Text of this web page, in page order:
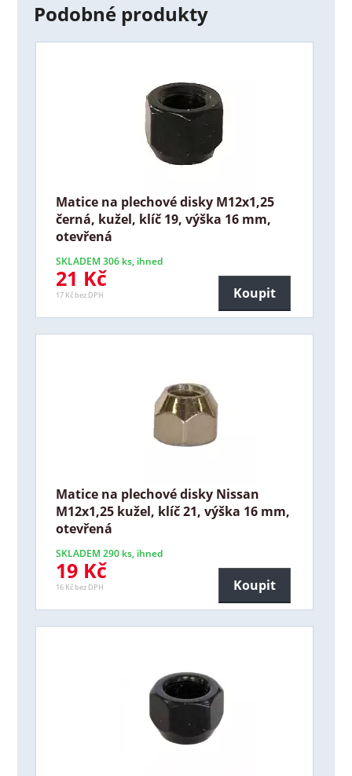
Podobné produkty
Matice na plechové disky M12x1,25
černá, kužel, klíč 19, výška 16 mm,
otevřená
SKLADEM 306 ks, ihned
21 Kč
17 Kč bez DPH Koupit
Matice na plechové disky Nissan
M12x1,25 kužel, klíč 21, výška 16 mm,
otevřená
SKLADEM 290 ks, ihned
19 Kč
16 Kč bez DPH Koupit